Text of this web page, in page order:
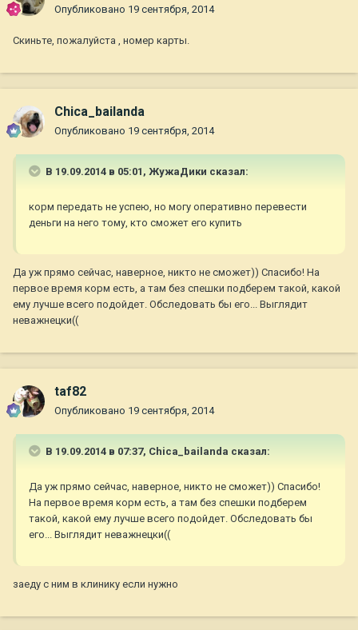
Опубликовано 19 сентября, 2014
Скиньте, пожалуйста , номер карты.
Chica_bailanda
Опубликовано 19 сентября, 2014
В 19.09.2014 в 05:01, ЖужаДики сказал:
корм передать не успею, но могу оперативно перевести
деньги на него тому, кто сможет его купить
Да уж прямо сейчас, наверное, никто не сможет)) Спасибо! На
первое время корм есть, а там без спешки подберем такой, какой
ему лучше всего подойдет. Обследовать бы его... Выглядит
неважнецки((
taf82
Опубликовано 19 сентября, 2014
В 19.09.2014 в 07:37, Chica_bailanda сказал:
Да уж прямо сейчас, наверное, никто не сможет)) Спасибо!
На первое время корм есть, а там без спешки подберем
такой, какой ему лучше всего подойдет. Обследовать бы
его... Выглядит неважнецки((
заеду с ним в клинику если нужно